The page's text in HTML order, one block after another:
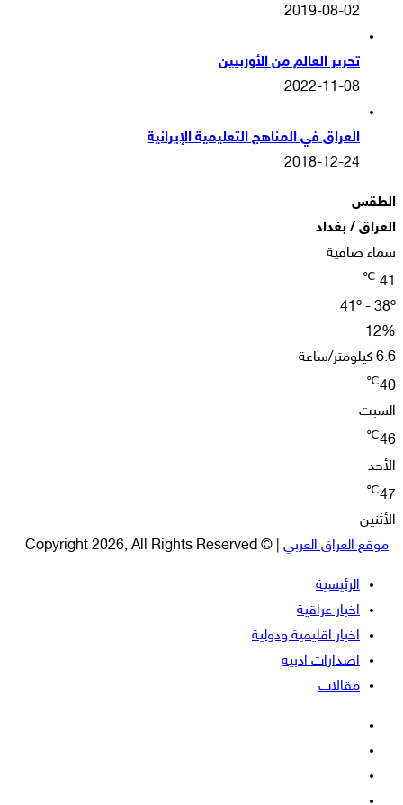
2019-08-02
تحرير العالم من الأوربيين
2022-11-08
العراق في المناهج التعليمية الإيرانية
2018-12-24
الطقس
العراق / بغداد
سماء صافية
41
℃
41º - 38º
12%
6.6 كيلومتر/ساعة
40
℃
السبت
46
℃
الأحد
47
℃
الأثنين
موقع العراق العربي | © Copyright 2026, All Rights Reserved
الرئيسية
اخبار عراقية
اخبار اقليمية ودولية
اصدارات ادبية
مقالات